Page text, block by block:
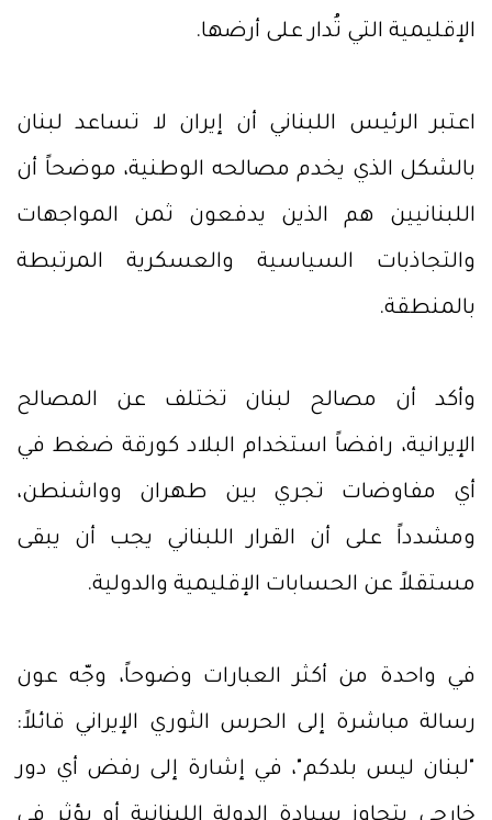
الإقليمية التي تُدار على أرضها.
اعتبر الرئيس اللبناني أن إيران لا تساعد لبنان
بالشكل الذي يخدم مصالحه الوطنية، موضحاً أن
اللبنانيين هم الذين يدفعون ثمن المواجهات
والتجاذبات السياسية والعسكرية المرتبطة
بالمنطقة.
وأكد أن مصالح لبنان تختلف عن المصالح
الإيرانية، رافضاً استخدام البلاد كورقة ضغط في
أي مفاوضات تجري بين طهران وواشنطن،
ومشدداً على أن القرار اللبناني يجب أن يبقى
مستقلاً عن الحسابات الإقليمية والدولية.
في واحدة من أكثر العبارات وضوحاً، وجّه عون
رسالة مباشرة إلى الحرس الثوري الإيراني قائلاً:
"لبنان ليس بلدكم"، في إشارة إلى رفض أي دور